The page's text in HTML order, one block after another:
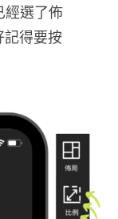
經選了佈
記得要按